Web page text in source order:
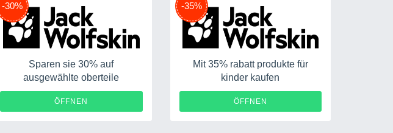
-30%
Sparen sie 30% auf
ausgewählte oberteile
ÖFFNEN
-35%
Mit 35% rabatt produkte für
kinder kaufen
ÖFFNEN